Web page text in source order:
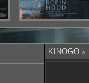
KINOGO »